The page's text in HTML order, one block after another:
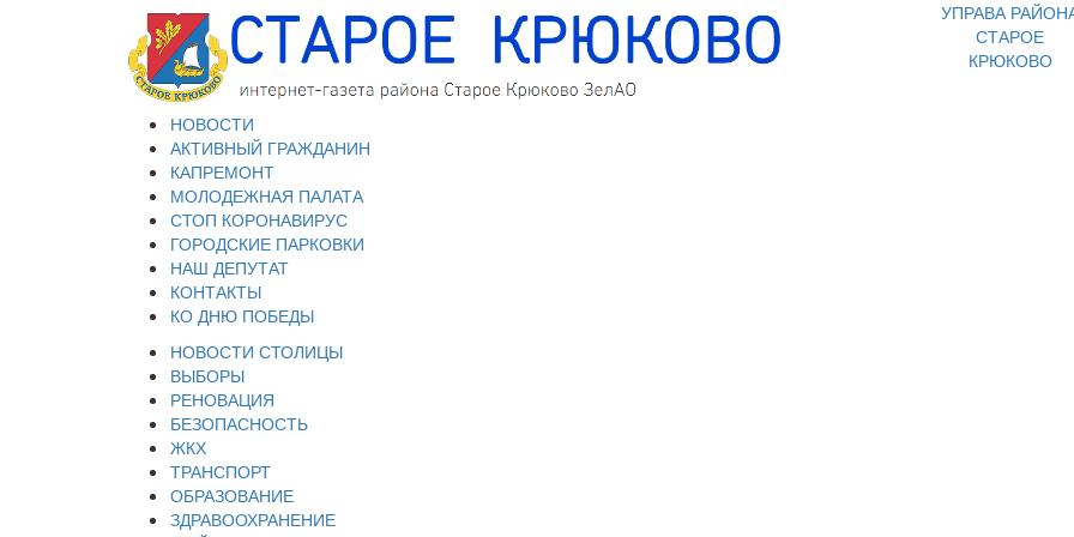
УПРАВА
СТАРОЕ
КРЮКОВО
НОВОСТИ
АКТИВНЫЙ ГРАЖДАНИН
КАПРЕМОНТ
МОЛОДЕЖНАЯ ПАЛАТА
СТОП КОРОНАВИРУС
ГОРОДСКИЕ ПАРКОВКИ
НАШ ДЕПУТАТ
КОНТАКТЫ
КО ДНЮ ПОБЕДЫ
НОВОСТИ СТОЛИЦЫ
ВЫБОРЫ
РЕНОВАЦИЯ
БЕЗОПАСНОСТЬ
ЖКХ
ТРАНСПОРТ
ОБРАЗОВАНИЕ
ЗДРАВООХРАНЕНИЕ